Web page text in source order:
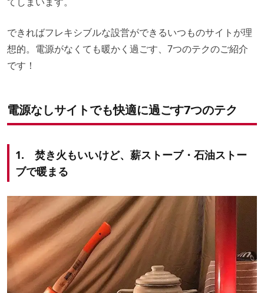
できればフレキシブルな設営ができるいつものサイトが理
想的。電源がなくても暖かく過ごす、7つのテクのご紹介
です！
電源なしサイトでも快適に過ごす7つのテク
1. 焚き火もいいけど、薪ストーブ・石油ストー
ブで暖まる